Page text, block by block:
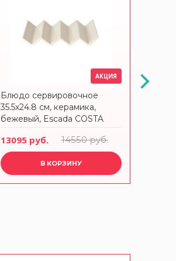
АКЦИЯ
Блюдо сервировочное
35.5x24.8 см, керамика,
бежевый, Escada COSTA
13095 руб. 14550 руб.
В КОРЗИНУ